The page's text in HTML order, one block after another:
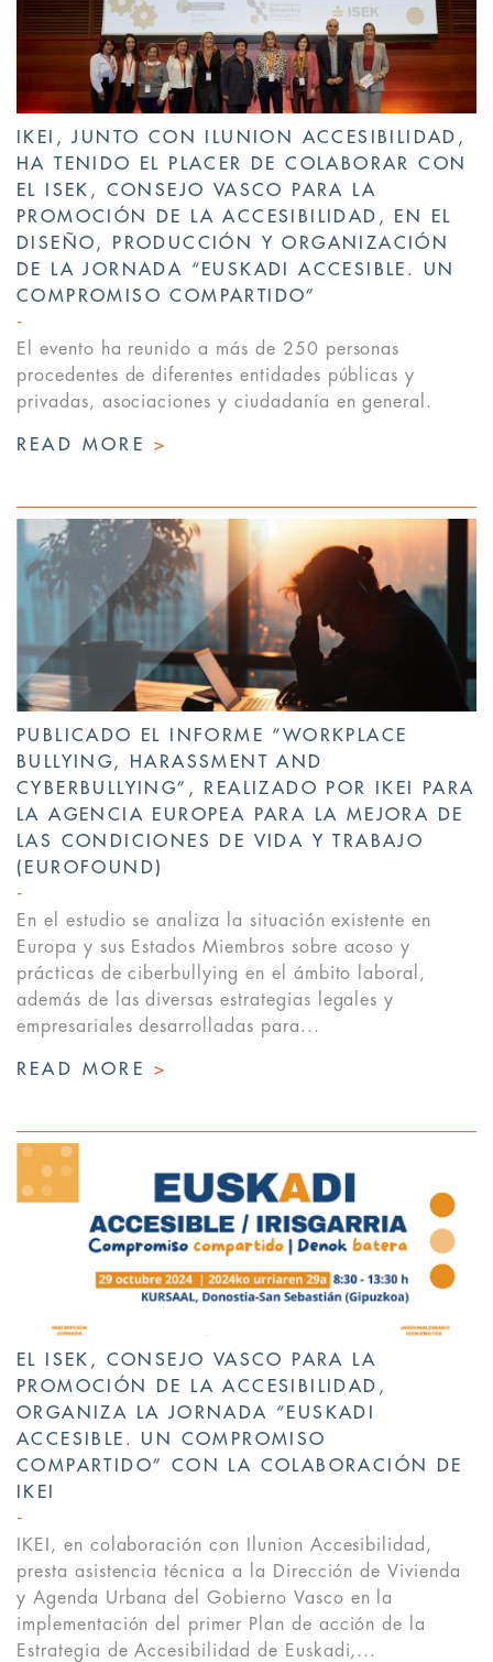
IKEI, JUNTO CON ILUNION ACCESIBILIDAD,
HA TENIDO EL PLACER DE COLABORAR CON
EL ISEK, CONSEJO VASCO PARA LA
PROMOCIÓN DE LA ACCESIBILIDAD, EN EL
DISEÑO, PRODUCCIÓN Y ORGANIZACIÓN
DE LA JORNADA “EUSKADI ACCESIBLE. UN
COMPROMISO COMPARTIDO”
El evento ha reunido a más de 250 personas
procedentes de diferentes entidades públicas y
privadas, asociaciones y ciudadanía en general.
READ MORE >
PUBLICADO EL INFORME “WORKPLACE
BULLYING, HARASSMENT AND
CYBERBULLYING”, REALIZADO POR IKEI PARA
LA AGENCIA EUROPEA PARA LA MEJORA DE
LAS CONDICIONES DE VIDA Y TRABAJO
(EUROFOUND)
En el estudio se analiza la situación existente en
Europa y sus Estados Miembros sobre acoso y
prácticas de ciberbullying en el ámbito laboral,
además de las diversas estrategias legales y
empresariales desarrolladas para...
READ MORE >
EL ISEK, CONSEJO VASCO PARA LA
PROMOCIÓN DE LA ACCESIBILIDAD,
ORGANIZA LA JORNADA “EUSKADI
ACCESIBLE. UN COMPROMISO
COMPARTIDO” CON LA COLABORACIÓN DE
IKEI
IKEI, en colaboración con Ilunion Accesibilidad,
presta asistencia técnica a la Dirección de Vivienda
y Agenda Urbana del Gobierno Vasco en la
implementación del primer Plan de acción de la
Estrategia de Accesibilidad de Euskadi,...